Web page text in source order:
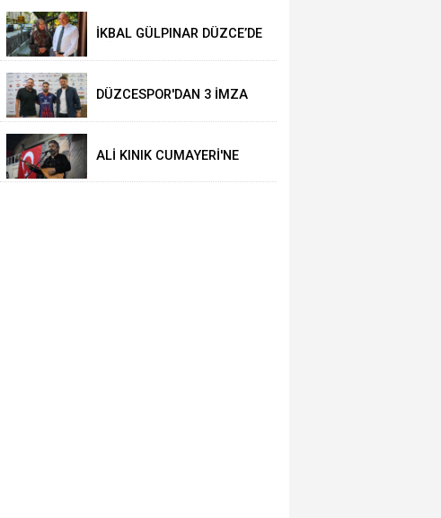
İKBAL GÜLPINAR DÜZCE’DE
DÜZCESPOR'DAN 3 İMZA
ALİ KINIK CUMAYERİ'NE